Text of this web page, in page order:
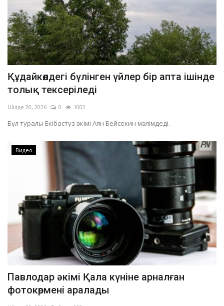
Құдайкөлдегі бүлінген үйлер бір апта ішінде
толық тексеріледі
Шілде 20, 2026 0 1002
Бұл туралы Екібастұз әкімі Аян Бейсекин мәлімдеді.
Видео
Павлодар әкімі Қала күніне арналған
фотокөрмені аралады